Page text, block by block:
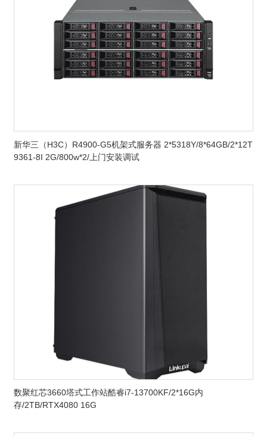
新华三（H3C）R4900-G5机架式服务器 2*5318Y/8*64GB/2*12T
9361-8I 2G/800w*2/上门安装调试
数聚红芯3660塔式工作站酷睿i7-13700KF/2*16G内
存/2TB/RTX4080 16G